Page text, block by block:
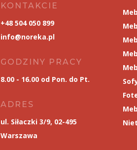
KONTAKCIE
+48 504 050 899
info@noreka.pl
GODZINY PRACY
8.00 - 16.00 od Pon. do Pt.
ADRES
ul. Siłaczki 3/9, 02-495
Warszawa